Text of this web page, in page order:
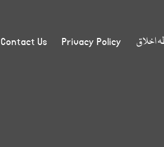
اخلاق Privacy Policy
Contact Us